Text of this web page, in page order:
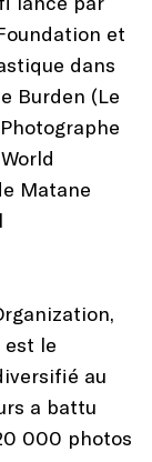
et
dans
Burden (Le
Matane
est le
au
a battu
000 photos